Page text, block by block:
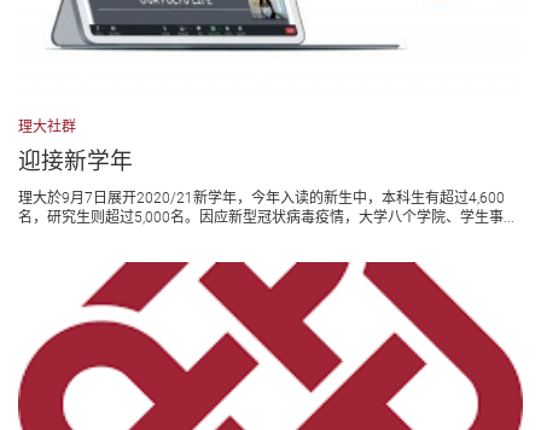
理大社群
迎接新学年
理大於9月7日展开2020/21新学年，今年入读的新生中，本科生有超过4,600
名，研究生则超过5,000名。因应新型冠状病毒疫情，大学八个学院、学生事...